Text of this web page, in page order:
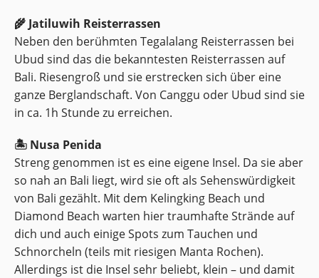
🌾 Jatiluwih Reisterrassen
Neben den berühmten Tegalalang Reisterrassen bei
Ubud sind das die bekanntesten Reisterrassen auf
Bali. Riesengroß und sie erstrecken sich über eine
ganze Berglandschaft. Von Canggu oder Ubud sind sie
in ca. 1h Stunde zu erreichen.
🏝 Nusa Penida
Streng genommen ist es eine eigene Insel. Da sie aber
so nah an Bali liegt, wird sie oft als Sehenswürdigkeit
von Bali gezählt. Mit dem Kelingking Beach und
Diamond Beach warten hier traumhafte Strände auf
dich und auch einige Spots zum Tauchen und
Schnorcheln (teils mit riesigen Manta Rochen).
Allerdings ist die Insel sehr beliebt, klein – und damit